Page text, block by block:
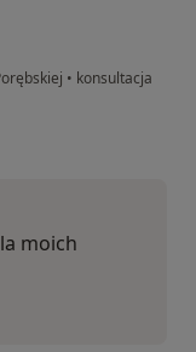
• konsultacja
moich